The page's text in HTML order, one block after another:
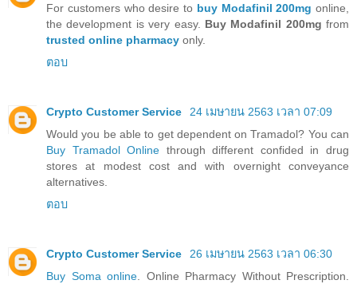
For customers who desire to buy Modafinil 200mg online,
the development is very easy. Buy Modafinil 200mg from
trusted online pharmacy only.
ตอบ
Crypto Customer Service
24 เมษายน 2563 เวลา 07:09
Would you be able to get dependent on Tramadol? You can
Buy Tramadol Online through different confided in drug
stores at modest cost and with overnight conveyance
alternatives.
ตอบ
Crypto Customer Service
26 เมษายน 2563 เวลา 06:30
Buy Soma online . Online Pharmacy Without Prescription.